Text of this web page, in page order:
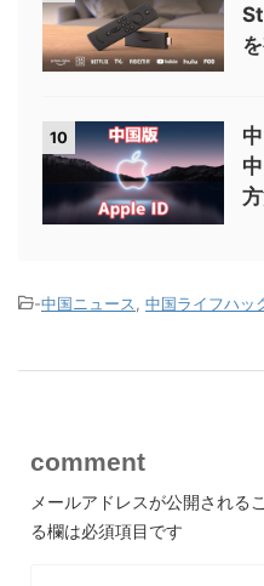
10
-中国ニュース 中国ライフハッ
comment
メールアドレスが公開される
る欄は必須項目です